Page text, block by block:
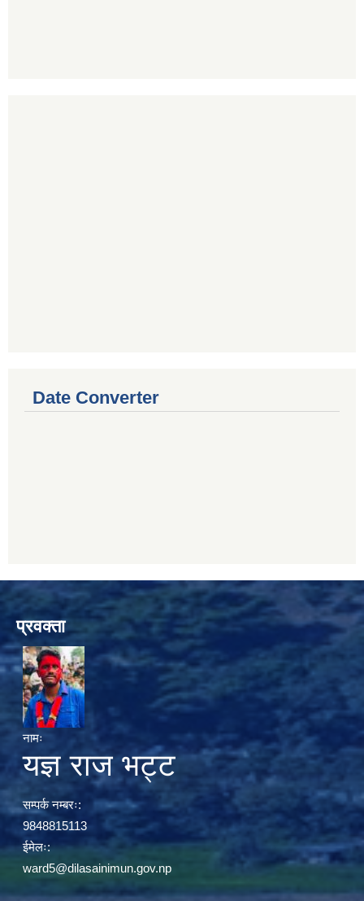
Date Converter
प्रवक्ता
नामः
यज्ञ राज भट्ट
सम्पर्क नम्बरः:
9848815113
ईमेलः:
ward5@dilasainimun.gov.np